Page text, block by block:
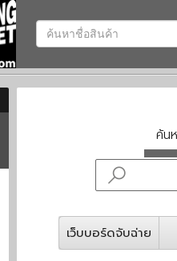
ค้น
เว็บบอร์ดจับฉ่าย